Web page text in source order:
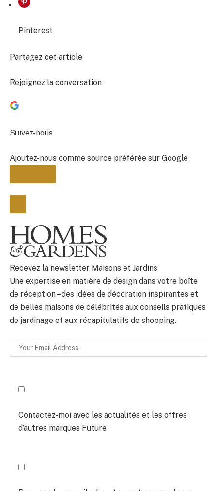
Pinterest
Partagez cet article
Rejoignez la conversation
Suivez-nous
Ajoutez-nous comme source préférée sur Google
BULLETIN
Recevez la newsletter Maisons et Jardins
Une expertise en matière de design dans votre boîte
de réception – des idées de décoration inspirantes et
de belles maisons de célébrités aux conseils pratiques
de jardinage et aux récapitulatifs de shopping.
Contactez-moi avec les actualités et les offres
d’autres marques Future